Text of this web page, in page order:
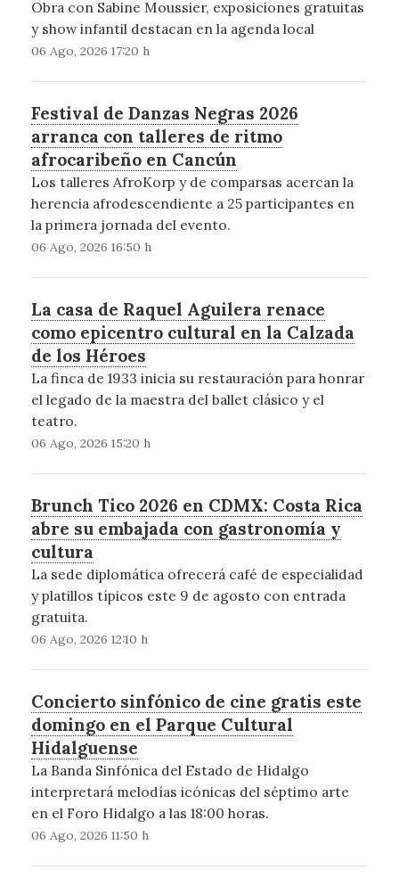
Obra con Sabine Moussier, exposiciones gratuitas
y show infantil destacan en la agenda local
06 Ago, 2026 17:20 h
Festival de Danzas Negras 2026
arranca con talleres de ritmo
afrocaribeño en Cancún
Los talleres AfroKorp y de comparsas acercan la
herencia afrodescendiente a 25 participantes en
la primera jornada del evento.
06 Ago, 2026 16:50 h
La casa de Raquel Aguilera renace
como epicentro cultural en la Calzada
de los Héroes
La finca de 1933 inicia su restauración para honrar
el legado de la maestra del ballet clásico y el
teatro.
06 Ago, 2026 15:20 h
Brunch Tico 2026 en CDMX: Costa Rica
abre su embajada con gastronomía y
cultura
La sede diplomática ofrecerá café de especialidad
y platillos típicos este 9 de agosto con entrada
gratuita.
06 Ago, 2026 12:10 h
Concierto sinfónico de cine gratis este
domingo en el Parque Cultural
Hidalguense
La Banda Sinfónica del Estado de Hidalgo
interpretará melodías icónicas del séptimo arte
en el Foro Hidalgo a las 18:00 horas.
06 Ago, 2026 11:50 h